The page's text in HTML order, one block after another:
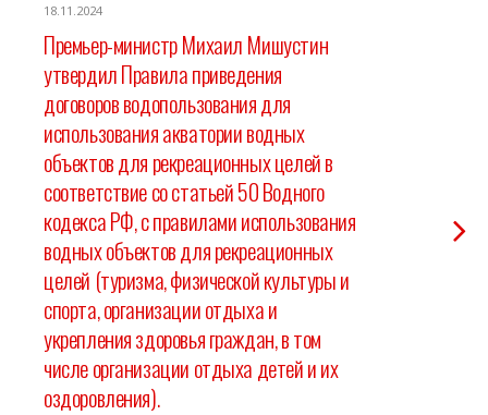
18.11.2024
Премьер-министр Михаил Мишустин
утвердил Правила приведения
договоров водопользования для
использования акватории водных
объектов для рекреационных целей в
соответствие со статьей 50 Водного
кодекса РФ, с правилами использования
водных объектов для рекреационных
целей (туризма, физической культуры и
спорта, организации отдыха и
укрепления здоровья граждан, в том
числе организации отдыха детей и их
оздоровления).